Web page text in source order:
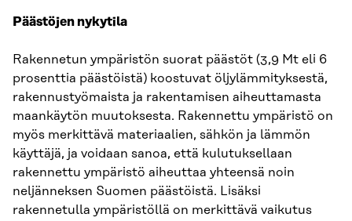
Päästöjen nykytila
Rakennetun ympäristön suorat päästöt (3,9 Mt eli 6
prosenttia päästöistä) koostuvat öljylämmityksestä,
rakennustyömaista ja rakentamisen aiheuttamasta
maankäytön muutoksesta. Rakennettu ympäristö on
myös merkittävä materiaalien, sähkön ja lämmön
käyttäjä, ja voidaan sanoa, että kulutuksellaan
rakennettu ympäristö aiheuttaa yhteensä noin
neljänneksen Suomen päästöistä. Lisäksi
rakennetulla ympäristöllä on merkittävä vaikutus